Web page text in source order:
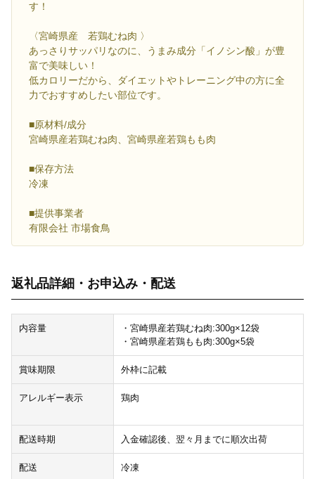
す！
〈宮崎県産 若鶏むね肉 〉
あっさりサッパリなのに、うまみ成分「イノシン酸」が豊
富で美味しい！
低カロリーだから、ダイエットやトレーニング中の方に全
力でおすすめしたい部位です。
■原材料/成分
宮崎県産若鶏むね肉、宮崎県産若鶏もも肉
■保存方法
冷凍
■提供事業者
有限会社 市場食鳥
返礼品詳細・お申込み・配送
内容量
・宮崎県産若鶏むね肉:300g×12袋
・宮崎県産若鶏もも肉:300g×5袋
賞味期限 外枠に記載
アレルギー表示 鶏肉
配送時期 入金確認後、翌々月までに順次出荷
配送 冷凍